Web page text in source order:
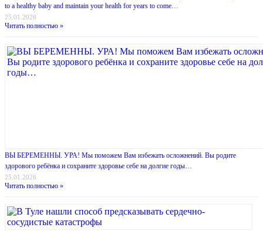
to a healthy baby and maintain your health for years to come…
25.01.2026
Читать полностью »
ВЫ БЕРЕМЕННЫ. УРА! Мы поможем Вам избежать осложнений. Вы родите
здорового ребёнка и сохраните здоровье себе на долгие годы…
25.01.2026
Читать полностью »